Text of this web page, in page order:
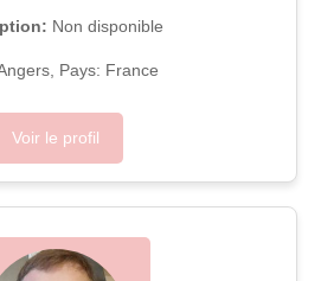
Non disponible
Pays: France
Voir le profil